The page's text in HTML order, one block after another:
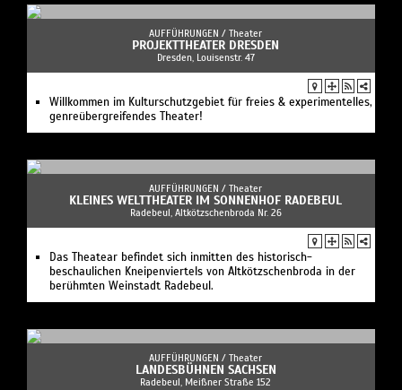
AUFFÜHRUNGEN / Theater
PROJEKTTHEATER DRESDEN
Dresden, Louisenstr. 47
Willkommen im Kulturschutzgebiet für freies & experimentelles,
genreübergreifendes Theater!
AUFFÜHRUNGEN / Theater
KLEINES WELTTHEATER IM SONNENHOF RADEBEUL
Radebeul, Altkötzschenbroda Nr. 26
Das Theatear befindet sich inmitten des historisch-
beschaulichen Kneipenviertels von Altkötzschenbroda in der
berühmten Weinstadt Radebeul.
AUFFÜHRUNGEN / Theater
LANDESBÜHNEN SACHSEN
Radebeul, Meißner Straße 152